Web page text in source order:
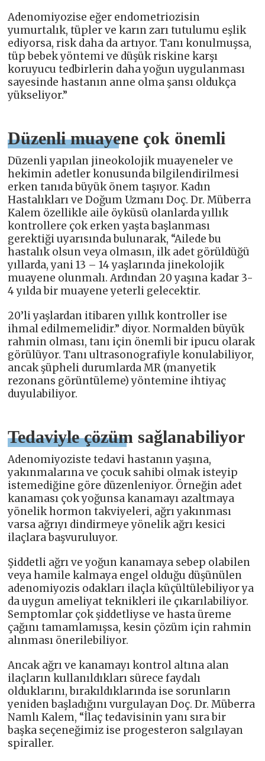
Adenomiyozise eğer endometriozisin
yumurtalık, tüpler ve karın zarı tutulumu eşlik
ediyorsa, risk daha da artıyor. Tanı konulmuşsa,
tüp bebek yöntemi ve düşük riskine karşı
koruyucu tedbirlerin daha yoğun uygulanması
sayesinde hastanın anne olma şansı oldukça
yükseliyor.”
Düzenli muayene çok önemli
Düzenli yapılan jineokolojik muayeneler ve
hekimin adetler konusunda bilgilendirilmesi
erken tanıda büyük önem taşıyor. Kadın
Hastalıkları ve Doğum Uzmanı Doç. Dr. Müberra
Kalem özellikle aile öyküsü olanlarda yıllık
kontrollere çok erken yaşta başlanması
gerektiği uyarısında bulunarak, “Ailede bu
hastalık olsun veya olmasın, ilk adet görüldüğü
yıllarda, yani 13 – 14 yaşlarında jinekolojik
muayene olunmalı. Ardından 20 yaşına kadar 3-
4 yılda bir muayene yeterli gelecektir.
20’li yaşlardan itibaren yıllık kontroller ise
ihmal edilmemelidir.” diyor. Normalden büyük
rahmin olması, tanı için önemli bir ipucu olarak
görülüyor. Tanı ultrasonografiyle konulabiliyor,
ancak şüpheli durumlarda MR (manyetik
rezonans görüntüleme) yöntemine ihtiyaç
duyulabiliyor.
Tedaviyle çözüm sağlanabiliyor
Adenomiyoziste tedavi hastanın yaşına,
yakınmalarına ve çocuk sahibi olmak isteyip
istemediğine göre düzenleniyor. Örneğin adet
kanaması çok yoğunsa kanamayı azaltmaya
yönelik hormon takviyeleri, ağrı yakınması
varsa ağrıyı dindirmeye yönelik ağrı kesici
ilaçlara başvuruluyor.
Şiddetli ağrı ve yoğun kanamaya sebep olabilen
veya hamile kalmaya engel olduğu düşünülen
adenomiyozis odakları ilaçla küçültülebiliyor ya
da uygun ameliyat teknikleri ile çıkarılabiliyor.
Semptomlar çok şiddetliyse ve hasta üreme
çağını tamamlamışsa, kesin çözüm için rahmin
alınması önerilebiliyor.
Ancak ağrı ve kanamayı kontrol altına alan
ilaçların kullanıldıkları sürece faydalı
olduklarını, bırakıldıklarında ise sorunların
yeniden başladığını vurgulayan Doç. Dr. Müberra
Namlı Kalem, “İlaç tedavisinin yanı sıra bir
başka seçeneğimiz ise progesteron salgılayan
spiraller.